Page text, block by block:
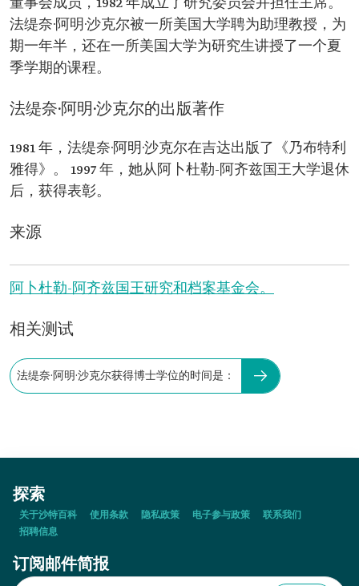
董事会成员，1982 年成立了研究委员会并担任主席。
法缇奈·阿明·沙克尔被一所美国大学聘为助理教授，为
期一年半，还在一所美国大学为研究生讲授了一个夏
季学期的课程。
法缇奈·阿明·沙克尔的出版著作
1981 年，法缇奈·阿明·沙克尔在吉达出版了《乃布特利
雅得》。 1997 年，她从阿卜杜勒-阿齐兹国王大学退休
后，获得表彰。
来源
阿卜杜勒-阿齐兹国王研究和档案基金会。
相关测试
法缇奈·阿明·沙克尔获得博士学位的时间是：
探索
关于沙特百科 使用条款 隐私政策 电子参与政策
联系我们
招聘信息
订阅邮件简报